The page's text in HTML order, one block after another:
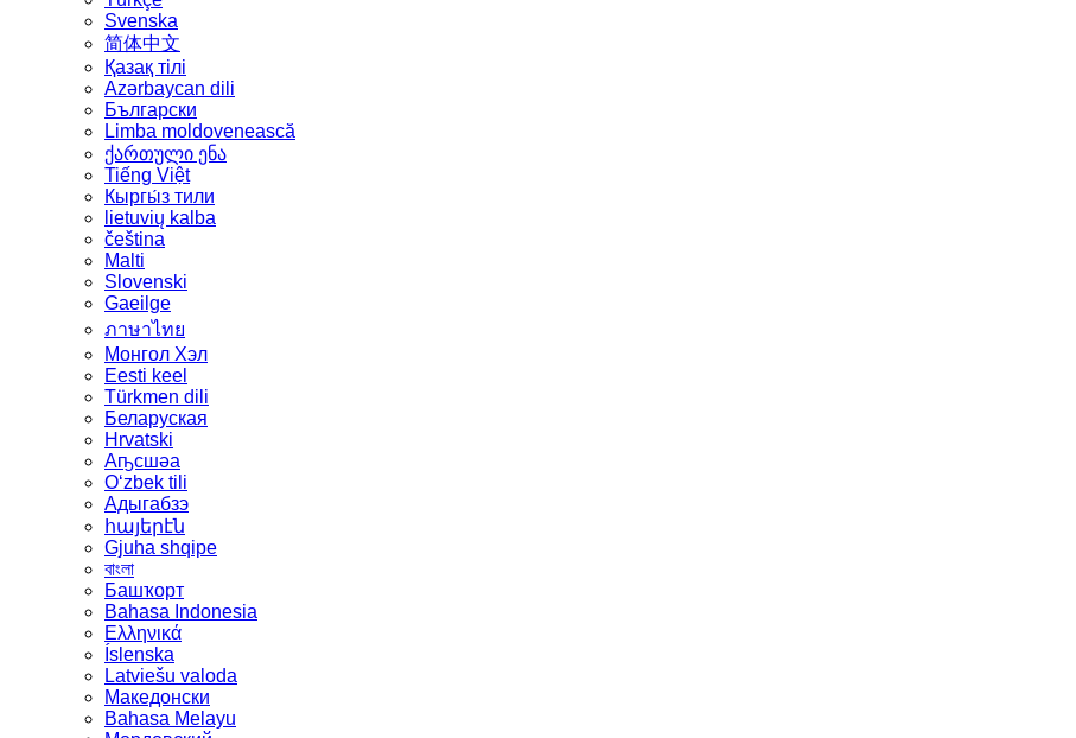
Svenska
简体中文
Қазақ тілі
Azərbaycan dili
Български
Limba moldovenească
ქართული ენა
Tiếng Việt
Кыргы́з тили
lietuvių kalba
čeština
Malti
Slovenski
Gaeilge
ภาษาไทย
Монгол Хэл
Eesti keel
Türkmen dili
Беларуская
Hrvatski
Аҧсшәа
Oʻzbek tili
Адыгабзэ
հայերէն
Gjuha shqipe
বাংলা
Башҡорт
Bahasa Indonesia
Ελληνικά
Íslenska
Latviešu valoda
Македонски
Bahasa Melayu